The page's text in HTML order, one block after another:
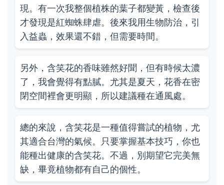
現。有一次我整個植株的葉子都變黃，檢查後
才發現是紅蜘蛛肆虐。後來我用生物防治，引
入益蟲，效果還不錯，但需要時間。
另外，含笑花的香味雖然好聞，但有時候太濃
了，我會覺得有點膩。尤其是夏天，花香在密
閉空間裡會更明顯，所以建議種在通風處。
總的來說，含笑花是一種值得嘗試的植物，尤
其適合台灣的氣候。只要掌握基本技巧，你也
能種出健康的含笑花。不過，別期望它完美無
缺，畢竟植物都有自己的個性。